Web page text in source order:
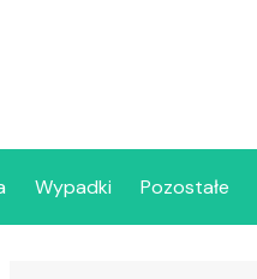
Wypadki Pozostałe